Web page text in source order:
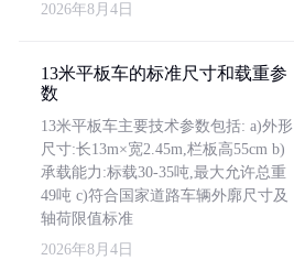
2026年8月4日
13米平板车的标准尺寸和载重参
数
13米平板车主要技术参数包括: a)外形
尺寸:长13m×宽2.45m,栏板高55cm b)
承载能力:标载30-35吨,最大允许总重
49吨 c)符合国家道路车辆外廓尺寸及
轴荷限值标准
2026年8月4日